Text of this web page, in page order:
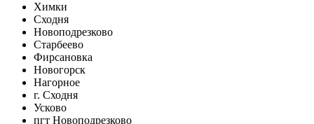
Химки
Сходня
Новоподрезково
Старбеево
Фирсановка
Новогорск
Нагорное
г. Сходня
Усково
пгт Новоподрезково